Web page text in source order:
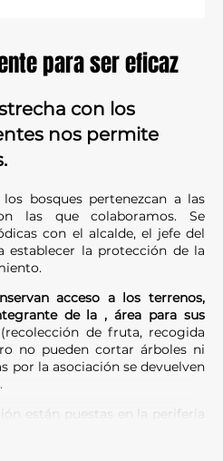
para ser eficaz
con los
nos permite
bosques pertenezcan a las
las que colaboramos. Se
con el alcalde, el jefe del
establecer la protección de la
acceso a los terrenos,
de la , área para sus
(recolección de fruta, recogida
no pueden cortar árboles ni
por la asociación se devuelven
están puestas en la periferia
20/30 metros. Unos